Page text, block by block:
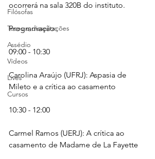
Filósofas
Teses e dissertações
Assédio
Vídeos
Lives
Cursos
ocorrerá na sala 320B do instituto.
Programação:
09:00 - 10:30
Carolina Araújo (UFRJ): Aspasia de
Mileto e a crítica ao casamento
10:30 - 12:00
Carmel Ramos (UERJ): A crítica ao
casamento de Madame de La Fayette